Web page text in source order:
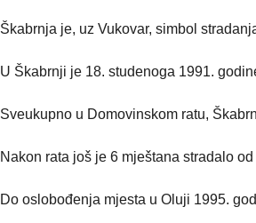
Škabrnja je, uz Vukovar, simbol
U Škabrnji je 18. studenoga 1991.
Sveukupno u Domovinskom ratu,
Nakon rata još je 6 mještana stradalo
Do oslobođenja mjesta u Oluji 1995.